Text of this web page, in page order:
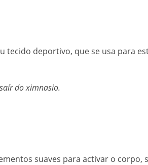
tecido deportivo, que se usa para
do ximnasio.
suaves para activar o corpo,